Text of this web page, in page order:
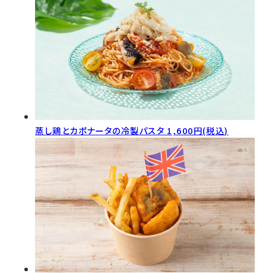
蒸し鶏とカポナータの冷製パスタ 1,600円(税込)